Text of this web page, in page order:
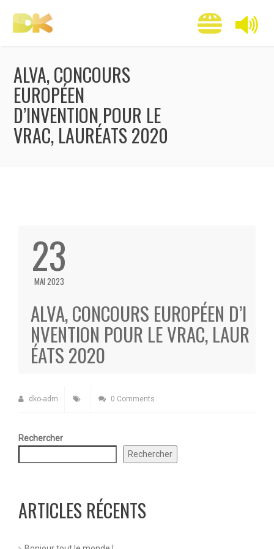
ALVA, CONCOURS
EUROPÉEN
D’INVENTION POUR LE
VRAC, LAURÉATS 2020
23
MAI 2023
ALVA, CONCOURS EUROPÉEN D’I
NVENTION POUR LE VRAC, LAUR
ÉATS 2020
dko-adm 0 Comments
Rechercher
Rechercher
ARTICLES RÉCENTS